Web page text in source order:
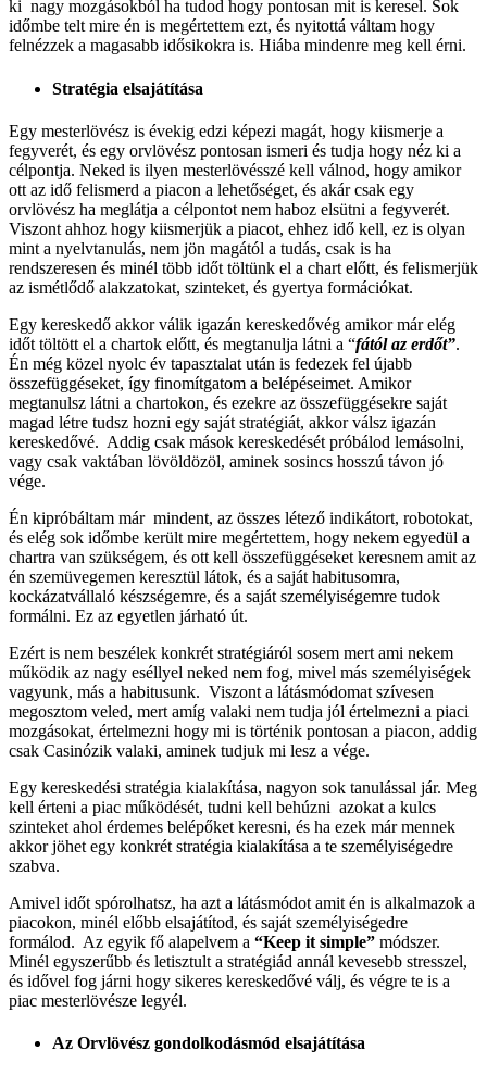
ki nagy mozgásokból ha tudod hogy pontosan mit is keresel. Sok
időmbe telt mire én is megértettem ezt, és nyitottá váltam hogy
felnézzek a magasabb idősikokra is. Hiába mindenre meg kell érni.
Stratégia elsajátítása
Egy mesterlövész is évekig edzi képezi magát, hogy kiismerje a
fegyverét, és egy orvlövész pontosan ismeri és tudja hogy néz ki a
célpontja. Neked is ilyen mesterlövésszé kell válnod, hogy amikor
ott az idő felismerd a piacon a lehetőséget, és akár csak egy
orvlövész ha meglátja a célpontot nem haboz elsütni a fegyverét.
Viszont ahhoz hogy kiismerjük a piacot, ehhez idő kell, ez is olyan
mint a nyelvtanulás, nem jön magától a tudás, csak is ha
rendszeresen és minél több időt töltünk el a chart előtt, és felismerjük
az ismétlődő alakzatokat, szinteket, és gyertya formációkat.
Egy kereskedő akkor válik igazán kereskedővég amikor már elég
időt töltött el a chartok előtt, és megtanulja látni a “fától az erdőt”.
Én még közel nyolc év tapasztalat után is fedezek fel újabb
összefüggéseket, így finomítgatom a belépéseimet. Amikor
megtanulsz látni a chartokon, és ezekre az összefüggésekre saját
magad létre tudsz hozni egy saját stratégiát, akkor válsz igazán
kereskedővé. Addig csak mások kereskedését próbálod lemásolni,
vagy csak vaktában lövöldözöl, aminek sosincs hosszú távon jó
vége.
Én kipróbáltam már mindent, az összes létező indikátort, robotokat,
és elég sok időmbe került mire megértettem, hogy nekem egyedül a
chartra van szükségem, és ott kell összefüggéseket keresnem amit az
én szemüvegemen keresztül látok, és a saját habitusomra,
kockázatvállaló készségemre, és a saját személyiségemre tudok
formálni. Ez az egyetlen járható út.
Ezért is nem beszélek konkrét stratégiáról sosem mert ami nekem
működik az nagy eséllyel neked nem fog, mivel más személyiségek
vagyunk, más a habitusunk. Viszont a látásmódomat szívesen
megosztom veled, mert amíg valaki nem tudja jól értelmezni a piaci
mozgásokat, értelmezni hogy mi is történik pontosan a piacon, addig
csak Casinózik valaki, aminek tudjuk mi lesz a vége.
Egy kereskedési stratégia kialakítása, nagyon sok tanulással jár. Meg
kell érteni a piac működését, tudni kell behúzni azokat a kulcs
szinteket ahol érdemes belépőket keresni, és ha ezek már mennek
akkor jöhet egy konkrét stratégia kialakítása a te személyiségedre
szabva.
Amivel időt spórolhatsz, ha azt a látásmódot amit én is alkalmazok a
piacokon, minél előbb elsajátítod, és saját személyiségedre
formálod. Az egyik fő alapelvem a “Keep it simple” módszer.
Minél egyszerűbb és letisztult a stratégiád annál kevesebb stresszel,
és idővel fog járni hogy sikeres kereskedővé válj, és végre te is a
piac mesterlövésze legyél.
Az Orvlövész gondolkodásmód elsajátítása